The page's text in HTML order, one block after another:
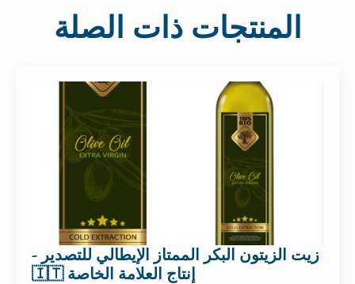
المنتجات ذات الصلة
زيت الزيتون البكر الممتاز الإيطالي للتصدير -
إنتاج العلامة الخاصة 🇮🇹